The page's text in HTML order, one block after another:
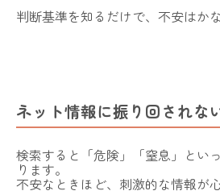
判断基準を知るだけで、不安はか
ネット情報に振り回されな
検索すると「危険」「窒息」とい
ります。
不安なときほど、刺激的な情報が